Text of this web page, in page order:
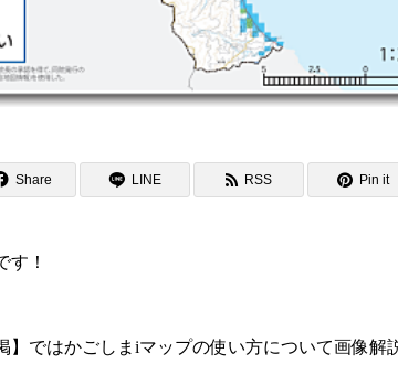
Share LINE RSS Pin it
す！
】ではかごしまiマップの使い方について画像解